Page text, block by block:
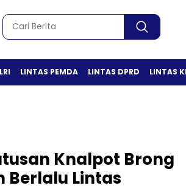
LINTAS PEMDA LINTAS DPRD LINTAS
Knalpot Brong
Berlalu Lintas